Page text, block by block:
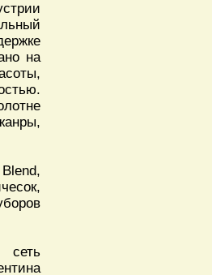
на
сеть